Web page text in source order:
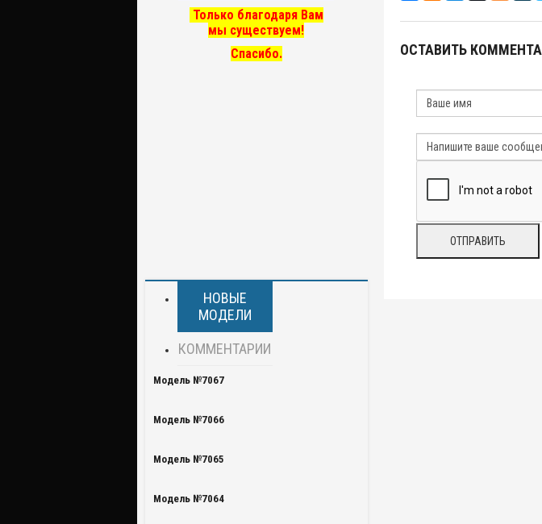
Только благодаря Вам
мы существуем!
Спасибо.
НОВЫЕ
МОДЕЛИ
КОММЕНТАРИИ
Модель №7067
Модель №7066
Модель №7065
Модель №7064
ОСТАВИТЬ